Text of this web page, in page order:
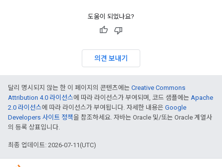
도움이 되었나요?
의견 보내기
달리 명시되지 않는 한 이 페이지의 콘텐츠에는 Creative Commons
Attribution 4.0 라이선스에 따라 라이선스가 부여되며, 코드 샘플에는 Apache
2.0 라이선스에 따라 라이선스가 부여됩니다. 자세한 내용은 Google
Developers 사이트 정책을 참조하세요. 자바는 Oracle 및/또는 Oracle 계열사
의 등록 상표입니다.
최종 업데이트: 2026-07-11(UTC)